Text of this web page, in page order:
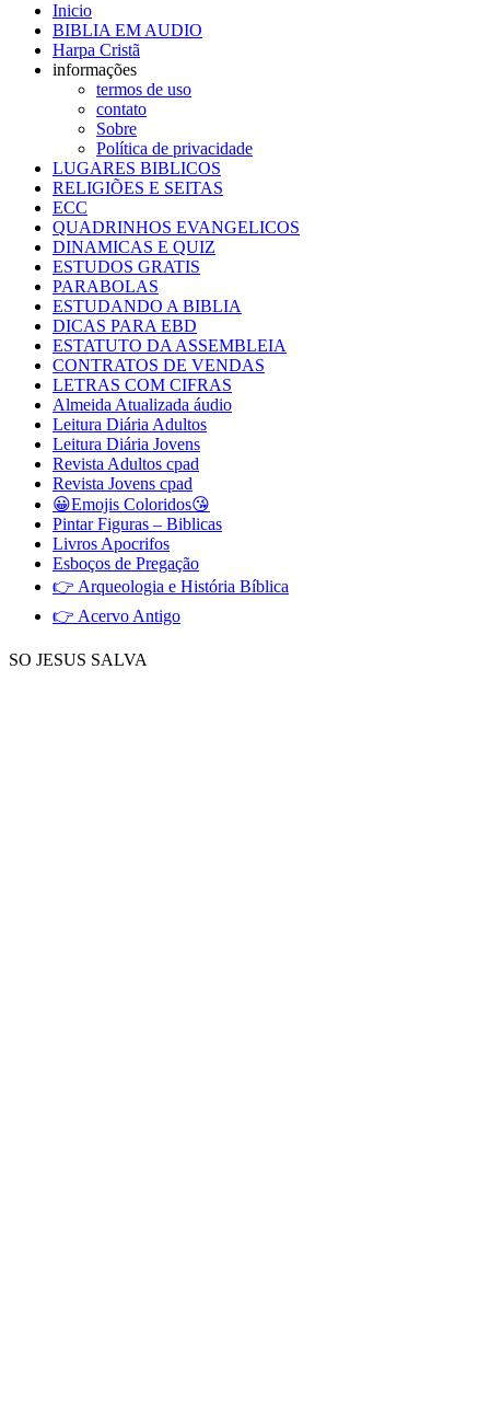
Inicio
BIBLIA EM AUDIO
Harpa Cristã
informações
termos de uso
contato
Sobre
Política de privacidade
LUGARES BIBLICOS
RELIGIÕES E SEITAS
ECC
QUADRINHOS EVANGELICOS
DINAMICAS E QUIZ
ESTUDOS GRATIS
PARABOLAS
ESTUDANDO A BIBLIA
DICAS PARA EBD
ESTATUTO DA ASSEMBLEIA
CONTRATOS DE VENDAS
LETRAS COM CIFRAS
Almeida Atualizada áudio
Leitura Diária Adultos
Leitura Diária Jovens
Revista Adultos cpad
Revista Jovens cpad
😀Emojis Coloridos😘
Pintar Figuras – Biblicas
Livros Apocrifos
Esboços de Pregação
👉 Arqueologia e História Bíblica
👉 Acervo Antigo
SO JESUS SALVA